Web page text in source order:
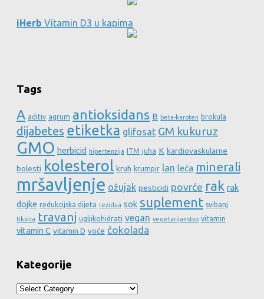
iHerb Vitamin D3 u kapima
Tags
A aditiv agrum antioksidans B beta-karoten brokula
dijabetes etiketka glifosat GM kukuruz
GMO herbicid hipertenzija ITM juha K kardiovaskularne
bolesti kolesterol kruh krumpir lan leća minerali
mršavljenje ožujak pesticidi povrće rak rak
dojke redukcijska dijeta rezidua sok suplement svibanj
tikvica travanj ugljikohidrati vegan vegetarijanstvo vitamin
vitamin C vitamin D voće čokolada
Kategorije
Kategorije